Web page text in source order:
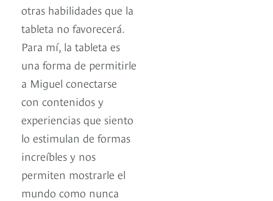
otras habilidades que la
tableta no favorecerá.
Para mí, la tableta es
una forma de permitirle
a Miguel conectarse
con contenidos y
experiencias que siento
lo estimulan de formas
increíbles y nos
permiten mostrarle el
mundo como nunca